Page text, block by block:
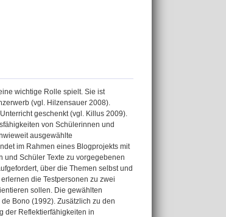
wichtige Rolle spielt. Sie ist
(vgl. Hilzensauer 2008).
geschenkt (vgl. Killus 2009).
von Schülerinnen und
ausgewählte
im Rahmen eines Blogprojekts mit
und Schüler Texte zu vorgegebenen
über die Themen selbst und
die Testpersonen zu zwei
sollen. Die gewählten
Bono (1992). Zusätzlich zu den
der Reflektierfähigkeiten in